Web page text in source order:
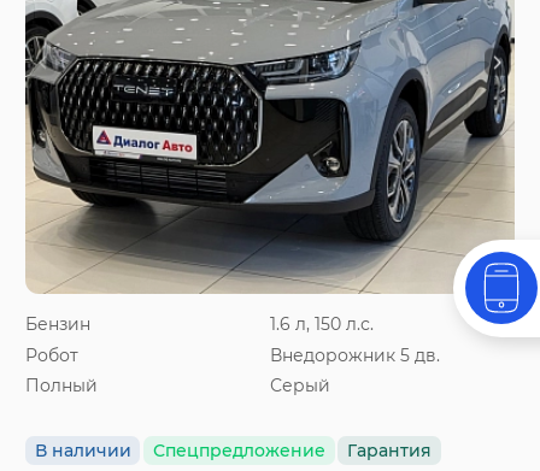
Бензин
1.6 л, 150 л.с.
Робот
Внедорожник 5 дв.
Полный
Серый
В наличии Спецпредложение Гарантия